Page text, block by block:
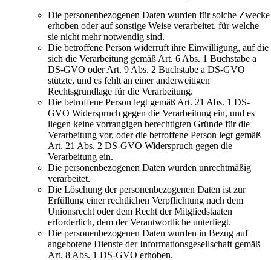
Die personenbezogenen Daten wurden für solche Zwecke
erhoben oder auf sonstige Weise verarbeitet, für welche
sie nicht mehr notwendig sind.
Die betroffene Person widerruft ihre Einwilligung, auf die
sich die Verarbeitung gemäß Art. 6 Abs. 1 Buchstabe a
DS-GVO oder Art. 9 Abs. 2 Buchstabe a DS-GVO
stützte, und es fehlt an einer anderweitigen
Rechtsgrundlage für die Verarbeitung.
Die betroffene Person legt gemäß Art. 21 Abs. 1 DS-
GVO Widerspruch gegen die Verarbeitung ein, und es
liegen keine vorrangigen berechtigten Gründe für die
Verarbeitung vor, oder die betroffene Person legt gemäß
Art. 21 Abs. 2 DS-GVO Widerspruch gegen die
Verarbeitung ein.
Die personenbezogenen Daten wurden unrechtmäßig
verarbeitet.
Die Löschung der personenbezogenen Daten ist zur
Erfüllung einer rechtlichen Verpflichtung nach dem
Unionsrecht oder dem Recht der Mitgliedstaaten
erforderlich, dem der Verantwortliche unterliegt.
Die personenbezogenen Daten wurden in Bezug auf
angebotene Dienste der Informationsgesellschaft gemäß
Art. 8 Abs. 1 DS-GVO erhoben.